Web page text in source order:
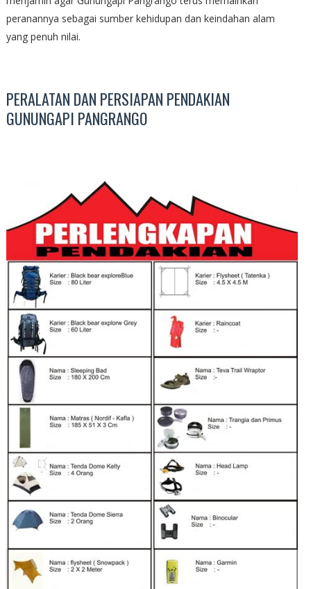
peranannya sebagai sumber kehidupan dan keindahan alam
yang penuh nilai.
PERALATAN DAN PERSIAPAN PENDAKIAN
GUNUNGAPI PANGRANGO